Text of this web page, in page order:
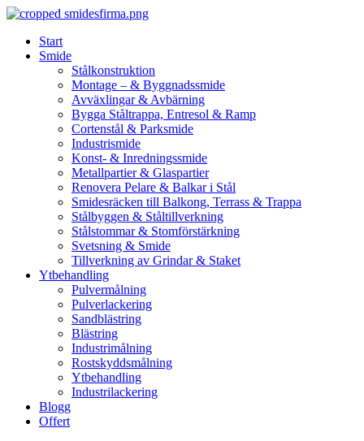
Skip
contentStart
Smide
Stålkonstruktion
Montage – & Byggnadssmide
Avväxlingar & Avbärning
Bygga Ståltrappa, Entresol & Ramp
Cortenstål & Parksmide
Industrismide
Konst- & Inredningssmide
Metallpartier & Glaspartier
Renovera Pelare & Balkar i Stål
Smidesräcken till Balkong, Terrass & Trappa
Stålbyggen & Ståltillverkning
Stålstommar & Stomförstärkning
Svetsning & Smide
Tillverkning av Grindar & Staket
Ytbehandling
Pulvermålning
Pulverlackering
Sandblästring
Blästring
Industrimålning
Rostskyddsmålning
Ytbehandling
Industrilackering
Blogg
Offert